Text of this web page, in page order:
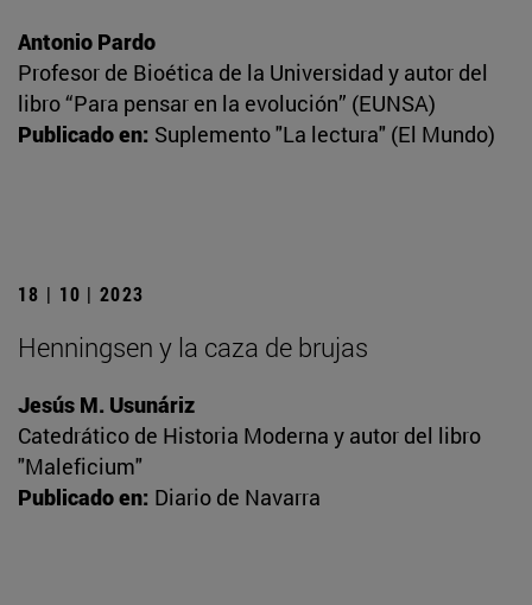
Antonio Pardo
Profesor de Bioética de la Universidad y autor del
libro “Para pensar en la evolución” (EUNSA)
Publicado en: Suplemento "La lectura" (El Mundo)
18 | 10 | 2023
Henningsen y la caza de brujas
Jesús M. Usunáriz
Catedrático de Historia Moderna y autor del libro
"Maleficium"
Publicado en: Diario de Navarra